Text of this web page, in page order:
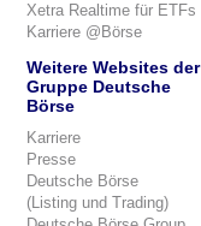
Xetra Realtime für ETFs
Karriere @Börse
Weitere Websites der
Gruppe Deutsche
Börse
Karriere
Presse
Deutsche Börse
(Listing und Trading)